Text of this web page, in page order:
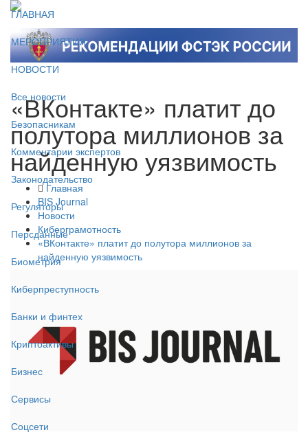
ГЛАВНАЯ
МЕРОПРИЯТИЯ
НОВОСТИ
Все новости
Безопасникам
Комментарии экспертов
Законодательство
Регуляторы
Персданные
Биометрия
Киберпреступность
Банки и финтех
Криптоактивы
Бизнес
Сервисы
Соцсети
«ВКонтакте» платит до
полутора миллионов за
найденную уязвимость
Главная
BIS Journal
Новости
Киберграмотность
«ВКонтакте» платит до полутора миллионов за
найденную уязвимость